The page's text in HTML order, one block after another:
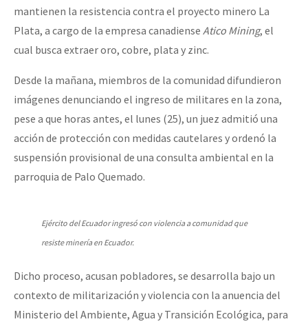
mantienen la resistencia contra el proyecto minero La
Plata, a cargo de la empresa canadiense Atico Mining, el
cual busca extraer oro, cobre, plata y zinc.
Desde la mañana, miembros de la comunidad difundieron
imágenes denunciando el ingreso de militares en la zona,
pese a que horas antes, el lunes (25), un juez admitió una
acción de protección con medidas cautelares y ordenó la
suspensión provisional de una consulta ambiental en la
parroquia de Palo Quemado.
Ejército del Ecuador ingresó con violencia a comunidad que
resiste minería en Ecuador.
Dicho proceso, acusan pobladores, se desarrolla bajo un
contexto de militarización y violencia con la anuencia del
Ministerio del Ambiente, Agua y Transición Ecológica, para